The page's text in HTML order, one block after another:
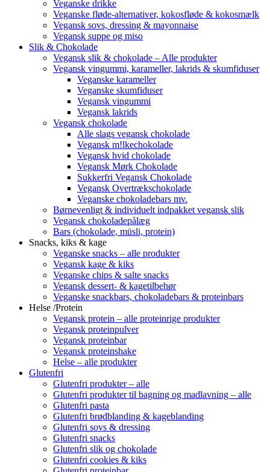
Veganske drikke
Veganske fløde-alternativer, kokosfløde & kokosmælk
Vegansk sovs, dressing & mayonnaise
Vegansk suppe og miso
Slik & Chokolade
Vegansk slik & chokolade – Alle produkter
Vegansk vingummi, karameller, lakrids & skumfiduser
Veganske karameller
Veganske skumfiduser
Vegansk vingummi
Vegansk lakrids
Vegansk chokolade
Alle slags vegansk chokolade
Vegansk m!lkechokolade
Vegansk hvid chokolade
Vegansk Mørk Chokolade
Sukkerfri Vegansk Chokolade
Vegansk Overtrækschokolade
Veganske chokoladebars mv.
Børnevenligt & individuelt indpakket vegansk slik
Vegansk chokoladepålæg
Bars (chokolade, müsli, protein)
Snacks, kiks & kage
Veganske snacks – alle produkter
Vegansk kage & kiks
Veganske chips & salte snacks
Vegansk dessert- & kagetilbehør
Veganske snackbars, chokoladebars & proteinbars
Helse /Protein
Vegansk protein – alle proteinrige produkter
Vegansk proteinpulver
Vegansk proteinbar
Vegansk proteinshake
Helse – alle produkter
Glutenfri
Glutenfri produkter – alle
Glutenfri produkter til bagning og madlavning – alle
Glutenfri pasta
Glutenfri brødblanding & kageblanding
Glutenfri sovs & dressing
Glutenfri snacks
Glutenfri slik og chokolade
Glutenfri cookies & kiks